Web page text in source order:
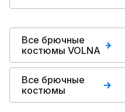
Все брючные
костюмы VOLNA
Все брючные
костюмы